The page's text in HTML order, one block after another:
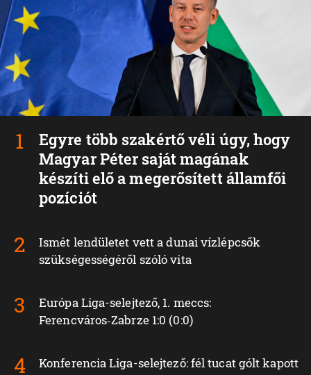
Egyre több szakértő véli úgy, hogy
Magyar Péter saját magának
készíti elő a megerősített államfői
pozíciót
Ismét lendületet vett a dunai vízlépcsők
szükségességéről szóló vita
Európa Liga-selejtező, 1. meccs:
Ferencváros‑Zabrze 1:0 (0:0)
Konferencia Liga-selejtező: fél tucat gólt kapott